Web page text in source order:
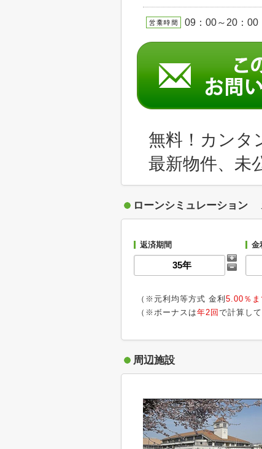
09：00～20：00
無料！カンタ
最新物件、未
ローンシミュレーション
返済期間 金
（※元利均等方式 金利 5.00％ま
（※ボーナスは年2回 で計算して
周辺施設